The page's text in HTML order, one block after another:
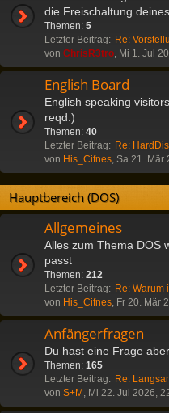
die Freischaltung
Themen: 5
Letzter Beitrag: Re:
von ChrisR3tro, Mi 1. Jul
English Board
English speaking
reqd.)
Themen: 40
Letzter Beitrag: Re:
von His_Cifnes, Sa 21. Mär
Hauptbereich (DOS)
Allgemeines
Alles zum Thema DOS
passt
Themen: 212
Letzter Beitrag: Re:
von His_Cifnes, Fr 20. Mär
Anfängerfragen
Du hast eine Frage
Themen: 165
Letzter Beitrag: Re:
von S+M , Mi 22. Jul 2026,